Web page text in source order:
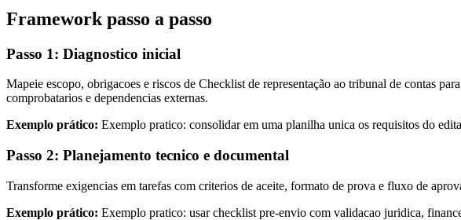
Framework passo a passo
Passo 1: Diagnostico inicial
Mapeie escopo, obrigacoes e riscos de Checklist de representação ao tribunal de contas
comprobatarios e dependencias externas.
Exemplo prático: Exemplo pratico: consolidar em uma planilha unica os requisitos do
Passo 2: Planejamento tecnico e documental
Transforme exigencias em tarefas com criterios de aceite, formato de prova e fluxo de
Exemplo prático: Exemplo pratico: usar checklist pre-envio com validacao juridica,